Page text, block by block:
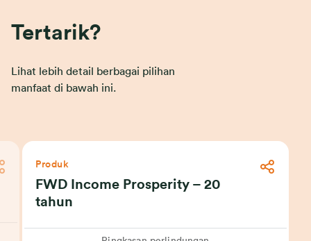
Tertarik?
Lihat lebih detail berbagai pilihan
manfaat di bawah ini.
Produk
FWD Income Prosperity – 20
tahun